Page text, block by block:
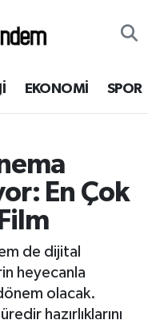
EKONOMİ SPOR
En Çok
de dijital
heyecanla
olacak.
hazırlıklarını